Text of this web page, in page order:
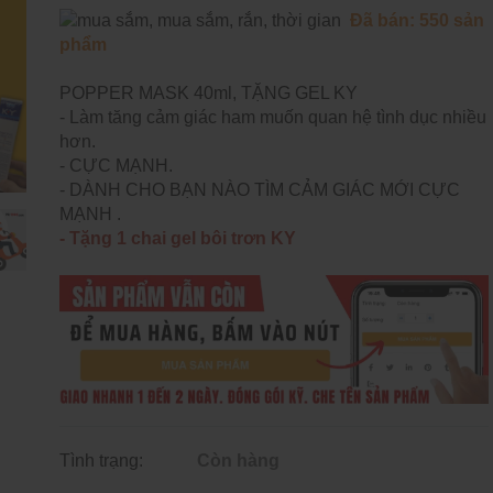
Đã bán: 550 sản
phẩm
POPPER MASK 40ml, TẶNG GEL KY
- Làm tăng cảm giác ham muốn quan hệ tình dục nhiều
hơn.
- CỰC MẠNH.
- DÀNH CHO BẠN NÀO TÌM CẢM GIÁC MỚI CỰC
MẠNH .
- Tặng 1 chai gel bôi trơn KY
Tình trạng: